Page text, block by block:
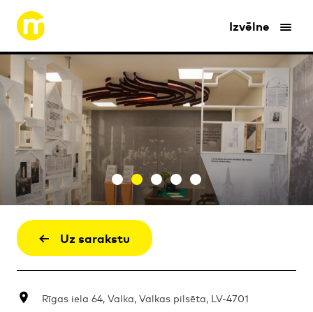
Izvēlne
Uz sarakstu
Rīgas iela 64, Valka, Valkas pilsēta, LV-4701